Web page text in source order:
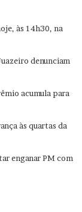
às 14h30, na
denunciam
acumula para
às quartas da
enganar PM com